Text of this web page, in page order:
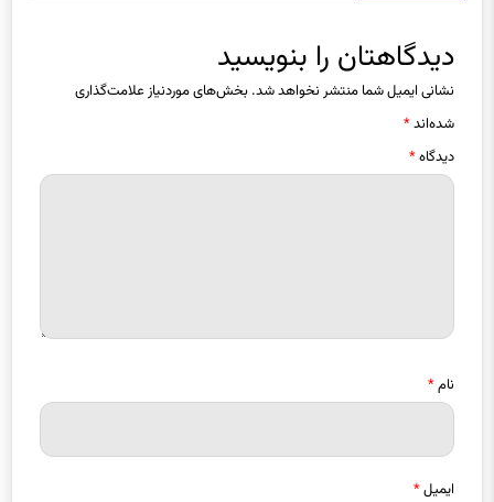
دیدگاهتان را بنویسید
نشانی ایمیل شما منتشر نخواهد شد. بخش‌های موردنیاز علامت‌گذاری
شده‌اند*
دیدگاه*
نام*
ایمیل*